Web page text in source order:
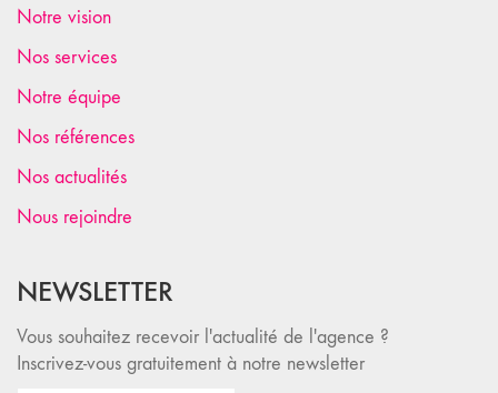
Notre vision
Nos services
Notre équipe
Nos références
Nos actualités
Nous rejoindre
NEWSLETTER
Vous souhaitez recevoir l'actualité de l'agence ?
Inscrivez-vous gratuitement à notre newsletter